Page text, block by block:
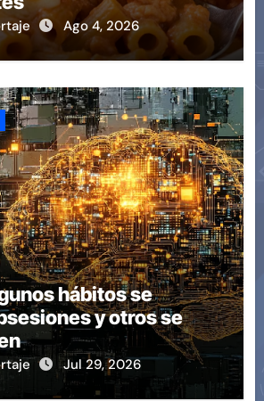
Ago 4, 2026
hábitos se
y otros se
Jul 29, 2026